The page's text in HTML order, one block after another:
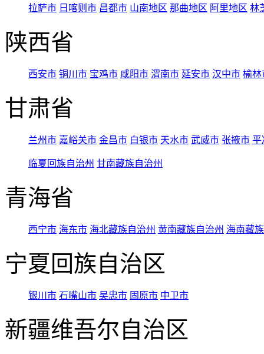
拉萨市 日喀则市 昌都市 山南地区 那曲地区 阿里地区 林
陕西省
西安市 铜川市 宝鸡市 咸阳市 渭南市 延安市 汉中市 榆林
甘肃省
兰州市 嘉峪关市 金昌市 白银市 天水市 武威市 张掖市 平
临夏回族自治州 甘南藏族自治州
青海省
西宁市 海东市 海北藏族自治州 黄南藏族自治州 海南藏
宁夏回族自治区
银川市 石嘴山市 吴忠市 固原市 中卫市
新疆维吾尔自治区